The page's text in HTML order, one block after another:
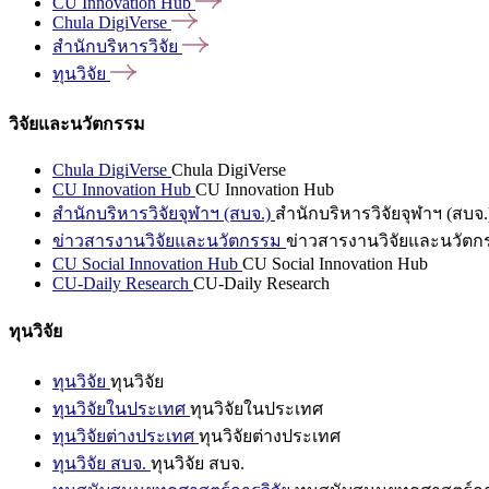
Chula DigiVerse
สำนักบริหารวิจัย
ทุนวิจัย
วิจัยและนวัตกรรม
Chula DigiVerse Chula DigiVerse
CU Innovation Hub CU Innovation Hub
สำนักบริหารวิจัยจุฬาฯ (สบจ.) สำนักบริหารวิจัยจุฬาฯ (สบจ
ข่าวสารงานวิจัยและนวัตกรรม ข่าวสารงานวิจัยและนวัตก
CU Social Innovation Hub CU Social Innovation Hub
CU-Daily Research CU-Daily Research
ทุนวิจัย
ทุนวิจัย ทุนวิจัย
ทุนวิจัยในประเทศ ทุนวิจัยในประเทศ
ทุนวิจัยต่างประเทศ ทุนวิจัยต่างประเทศ
ทุนวิจัย สบจ. ทุนวิจัย สบจ.